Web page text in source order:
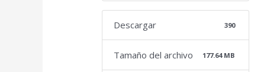
Descargar 390
Tamaño del archivo 177.64 MB